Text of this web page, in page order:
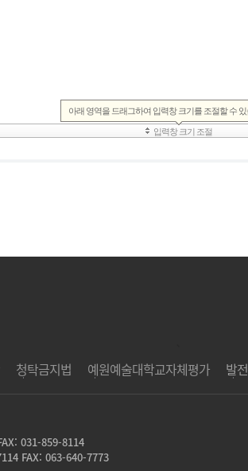
청탁금지법
예원예술대학교자체평가 발
031-859-8114
FAX: 063-640-7773